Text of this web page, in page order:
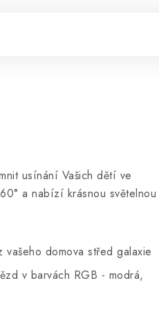
usínání Vašich dětí ve
a nabízí krásnou světelnou
domova střed galaxie
v barvách RGB - modrá,